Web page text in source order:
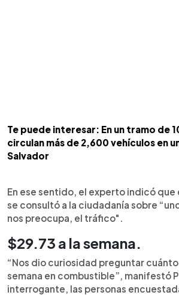
Te puede interesar: En un tramo de
circulan más de 2,600 vehículos en
Salvador
En ese sentido, el experto indicó que
se consultó a la ciudadanía sobre
nos preocupa, el tráfico".
$29.73 a la semana.
“Nos dio curiosidad preguntar cuánto
semana en combustible”, manifestó
interrogante, las personas